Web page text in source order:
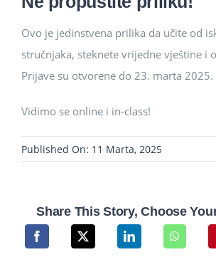
Ovo je jedinstvena prilika da učite od
stručnjaka, steknete vrijedne vještine i
Prijave su otvorene do 23. marta 2025.
Vidimo se online i in-class!
Published On: 11 Marta, 2025
Share This Story, Choose